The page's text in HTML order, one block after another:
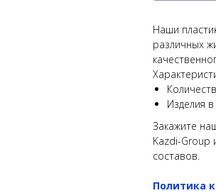
Наши
различных
Изделия
Закажите
Kazdi-Group
составов.
Политика